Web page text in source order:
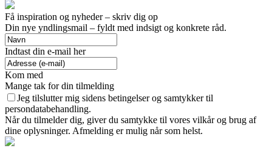
Få inspiration og nyheder – skriv dig op
Din nye yndlingsmail – fyldt med indsigt og konkrete råd.
Indtast din e-mail her
Kom med
Mange tak for din tilmelding
Jeg tilslutter mig sidens betingelser og samtykker til
persondatabehandling.
Når du tilmelder dig, giver du samtykke til vores vilkår og brug af
dine oplysninger. Afmelding er mulig når som helst.